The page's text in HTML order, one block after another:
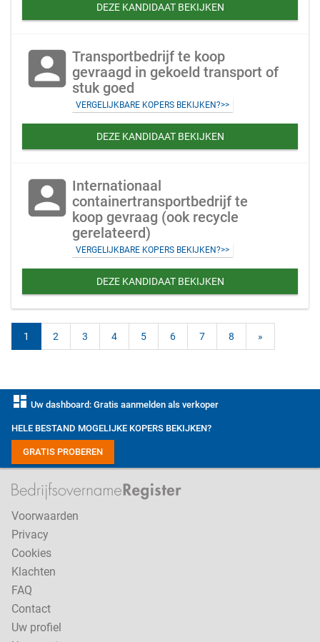
DEZE KANDIDAAT BEKIJKEN
account_box Transportbedrijf te koop
gevraagd in gekoeld transport of
stuk goed
VERGELIJKBARE KOPERS BEKIJKEN?>>
DEZE KANDIDAAT BEKIJKEN
account_box Internationaal
containertransportbedrijf te
koop gevraag (ook recycle
gerelateerd)
VERGELIJKBARE KOPERS BEKIJKEN?>>
DEZE KANDIDAAT BEKIJKEN
1 2 3 4 5 6 7 8 »
dashboard Uw dashboard: Gratis aanmelden als verkoper
HELE BESTAND MOGELIJKE KOPERS BEKIJKEN?
GRATIS PROBEREN
Voorwaarden
Privacy
Cookies
Klachten
FAQ
Contact
Uw profiel